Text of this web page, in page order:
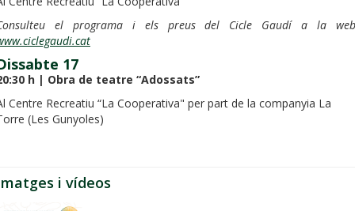
el programa i els preus del Cicle Gaudí a la
17
h | Obra de teatre “Adossats”
Centre Recreatiu “La Cooperativa" per part de la companyia La
(Les Gunyoles)
i vídeos